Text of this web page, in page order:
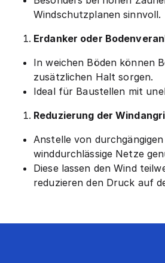
Windschutzplanen sinnvoll.
Erdanker oder
In weichen Böden können
zusätzlichen Halt sorgen.
Ideal für Baustellen mit
Reduzierung der
Anstelle von
winddurchlässige Netze
Diese lassen den Wind
reduzieren den Druck auf